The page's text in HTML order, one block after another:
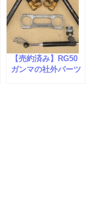
【売約済み】RG50
ガンマの社外パーツ